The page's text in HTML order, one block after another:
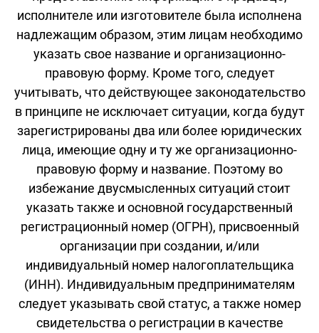
исполнителе или изготовителе была исполнена
надлежащим образом, этим лицам необходимо
указать свое название и организационно-
правовую форму. Кроме того, следует
учитывать, что действующее законодательство
в принципе не исключает ситуации, когда будут
зарегистрированы два или более юридических
лица, имеющие одну и ту же организационно-
правовую форму и название. Поэтому во
избежание двусмысленных ситуаций стоит
указать также и основной государственный
регистрационный номер (ОГРН), присвоенный
организации при создании, и/или
индивидуальный номер налогоплательщика
(ИНН). Индивидуальным предпринимателям
следует указывать свой статус, а также номер
свидетельства о регистрации в качестве